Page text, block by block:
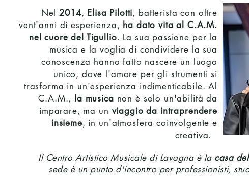
Nel2014, Elisa Pilotti, batterista con oltre
vent'anni di esperienza, ha dato vita al C.A.M.
nel cuore del Tigullio. La sua passione per la
musica e la voglia di condividere la sua
conoscenza hanno fatto nascere un luogo
unico, dove l'amore per gli strumenti si
trasforma in un'esperienza indimenticabile. Al
C.A.M., la musica non è solo un'abilità da
imparare, ma un viaggio da intraprendere
insieme, in un'atmosfera coinvolgente e
creativa.
Il Centro Artistico Musicale di Lavagna è la casa
sede è un punto d'incontro per professionisti,